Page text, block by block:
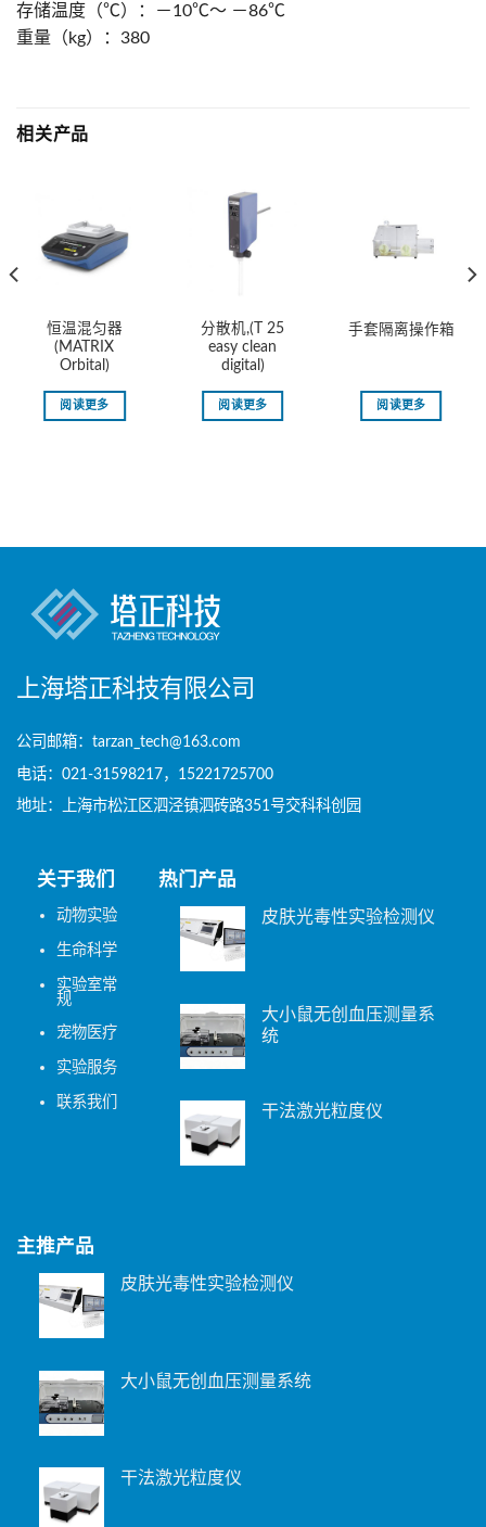
存储温度（℃）：－10℃～ －86℃
重量（kg）：380
相关产品
恒温混匀器
(MATRIX
Orbital)
阅读更多
分散机,(T 25
easy clean
digital)
阅读更多
手套隔离操作箱
阅读更多
上海塔正科技有限公司
公司邮箱：tarzan_tech@163.com
电话：021-31598217，15221725700
地址：上海市松江区泗泾镇泗砖路351号交科科创园
关于我们
动物实验
生命科学
实验室常
规
宠物医疗
实验服务
联系我们
热门产品
皮肤光毒性实验检测仪
大小鼠无创血压测量系
统
干法激光粒度仪
主推产品
皮肤光毒性实验检测仪
大小鼠无创血压测量系统
干法激光粒度仪